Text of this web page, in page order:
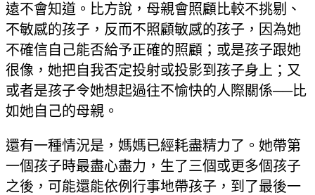
遠不會知道。比方說，母親會照顧比較不挑剔、
不敏感的孩子，反而不照顧敏感的孩子，因為她
不確信自己能否給予正確的照顧；或是孩子跟她
很像，她把自我否定投射或投影到孩子身上；又
或者是孩子令她想起過往不愉快的人際關係──比
如她自己的母親。
還有一種情況是，媽媽已經耗盡精力了。她帶第
一個孩子時最盡心盡力，生了三個或更多個孩子
之後，可能還能依例行事地帶孩子，到了最後一